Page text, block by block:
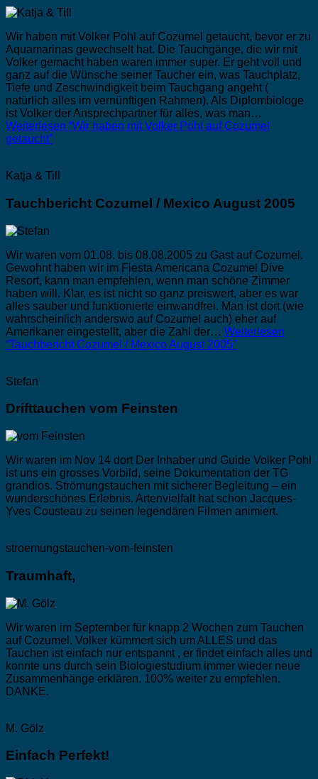
Wir haben mit Volker Pohl auf Cozumel getaucht, bevor er zu
Aquamarinas gewechselt hat. Die Tauchgänge, die wir mit
Volker gemacht haben waren immer super. Er geht voll und
ganz auf die Wünsche seiner Taucher ein, was Tauchplatz,
Tiefe und Zeschwindigkeit beim Tauchgang angeht (
natürlich alles im vernünftigen Rahmen). Als Diplombiologe
ist Volker der Ansprechpartner für alles, was man…
Weiterlesen “Wir haben mit Volker Pohl auf Cozumel
getaucht”
Katja & Till
Tauchbericht Cozumel / Mexico August 2005
Wir waren vom 01.08. bis 08.08.2005 zu Gast auf Cozumel.
Gewohnt haben wir im Fiesta Americana Cozumel Dive
Resort, kann man empfehlen, wenn man schöne Zimmer
haben will. Klar, es ist nicht so ganz preiswert, aber es war
alles sauber und funktionierte einwandfrei. Man ist dort (wie
wahrscheinlich anderswo auf Cozumel auch) eher auf
Amerikaner eingestellt, aber die Zahl der… Weiterlesen
“Tauchbericht Cozumel / Mexico August 2005”
Stefan
Drifttauchen vom Feinsten
Wir waren im Nov 14 dort Der Inhaber und Guide Volker Pohl
ist uns ein grosses Vorbild, seine Dokumentation der TG
grandios. Strömungstauchen mit sicherer Begleitung – ein
wunderschönes Erlebnis. Artenvielfalt hat schon Jacques-
Yves Cousteau zu seinen legendären Filmen animiert.
stroemungstauchen-vom-feinsten
Traumhaft,
Wir waren im September für knapp 2 Wochen zum Tauchen
auf Cozumel. Volker kümmert sich um ALLES und das
Tauchen ist einfach nur entspannt , er findet einfach alles und
konnte uns durch sein Biologiestudium immer wieder neue
Zusammenhänge erklären. 100% weiter zu empfehlen.
DANKE.
M. Gölz
Einfach Perfekt!